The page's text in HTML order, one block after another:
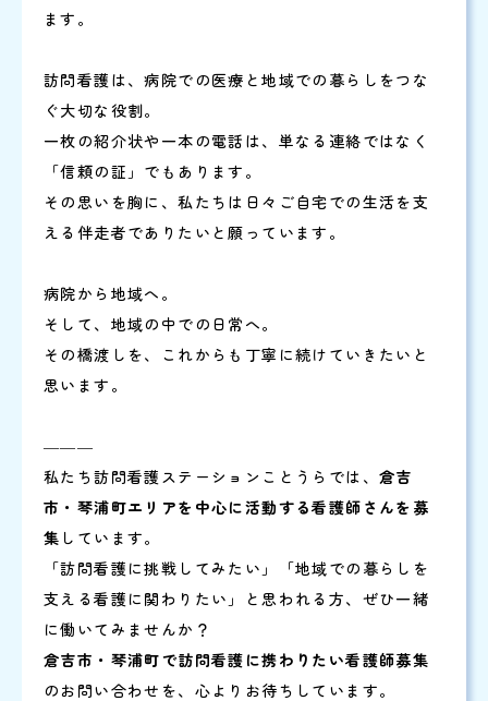
ます。
訪問看護は、病院での医療と地域での暮らしをつな
ぐ大切な役割。
一枚の紹介状や一本の電話は、単なる連絡ではなく
「信頼の証」でもあります。
その思いを胸に、私たちは日々ご自宅での生活を支
える伴走者でありたいと願っています。
病院から地域へ。
そして、地域の中での日常へ。
その橋渡しを、これからも丁寧に続けていきたいと
思います。
―――
私たち訪問看護ステーションことうらでは、 倉吉
市・琴浦町エリアを中心に活動する看護師さんを募
集 しています。
「訪問看護に挑戦してみたい」「地域での暮らしを
支える看護に関わりたい」と思われる方、ぜひ一緒
に働いてみませんか？
倉吉市・琴浦町で訪問看護に携わりたい看護師募集
のお問い合わせを、心よりお待ちしています。